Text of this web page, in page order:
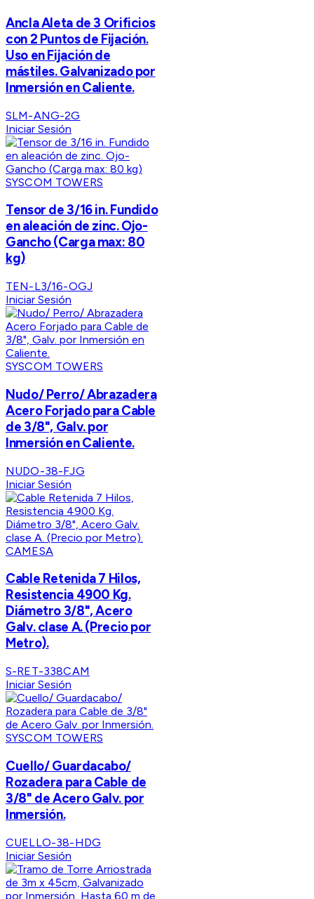
Ancla Aleta de 3 Orificios
con 2 Puntos de Fijación.
Uso en Fijación de
mástiles. Galvanizado por
Inmersión en Caliente.
SLM-ANG-2G
Iniciar Sesión
SYSCOM TOWERS
Tensor de 3/16 in. Fundido
en aleación de zinc. Ojo-
Gancho (Carga max: 80
kg)
TEN-L3/16-OGJ
Iniciar Sesión
SYSCOM TOWERS
Nudo/ Perro/ Abrazadera
Acero Forjado para Cable
de 3/8", Galv. por
Inmersión en Caliente.
NUDO-38-FJG
Iniciar Sesión
CAMESA
Cable Retenida 7 Hilos,
Resistencia 4900 Kg.
Diámetro 3/8", Acero
Galv. clase A. (Precio por
Metro).
S-RET-338CAM
Iniciar Sesión
SYSCOM TOWERS
Cuello/ Guardacabo/
Rozadera para Cable de
3/8" de Acero Galv. por
Inmersión.
CUELLO-38-HDG
Iniciar Sesión